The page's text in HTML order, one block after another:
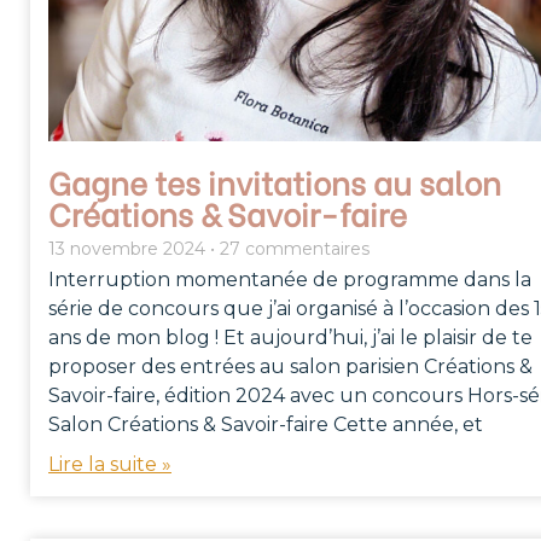
Gagne tes invitations au salon
Créations & Savoir-faire
13 novembre 2024 27 commentaires
Interruption momentanée de programme dans la
série de concours que j’ai organisé à l’occasion des
ans de mon blog ! Et aujourd’hui, j’ai le plaisir de te
proposer des entrées au salon parisien Créations &
Savoir-faire, édition 2024 avec un concours Hors-
Salon Créations & Savoir-faire Cette année, et
Lire la suite »